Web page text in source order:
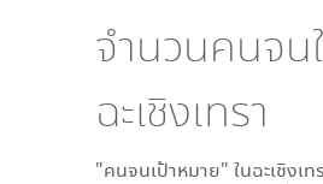
จำนวนคนจน
ฉะเชิงเทรา
"คนจนเป้าหมาย" ในฉะเชิงเท